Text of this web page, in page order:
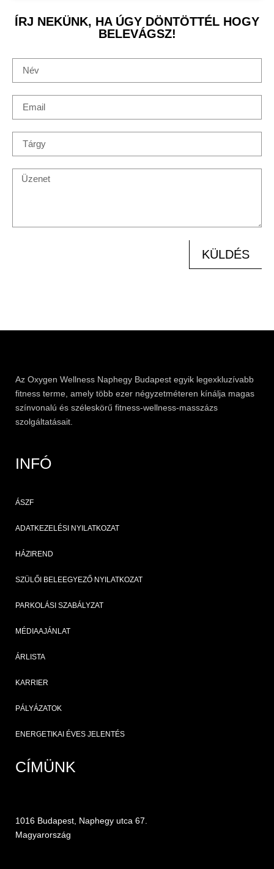
ÍRJ NEKÜNK, HA ÚGY DÖNTÖTTÉL HOGY
BELEVÁGSZ!
KÜLDÉS
Az Oxygen Wellness Naphegy Budapest egyik legexkluzívabb
fitness terme, amely több ezer négyzetméteren kínálja magas
színvonalú és széleskörű fitness-wellness-masszázs
szolgáltatásait.
INFÓ
ÁSZF
ADATKEZELÉSI NYILATKOZAT
HÁZIREND
SZÜLŐI BELEEGYEZŐ NYILATKOZAT
PARKOLÁSI SZABÁLYZAT
MÉDIAAJÁNLAT
ÁRLISTA
KARRIER
PÁLYÁZATOK
ENERGETIKAI ÉVES JELENTÉS
CÍMÜNK
1016 Budapest, Naphegy utca 67.
Magyarország